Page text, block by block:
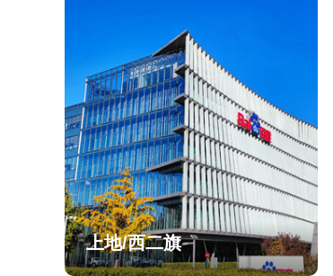
上地/西二旗